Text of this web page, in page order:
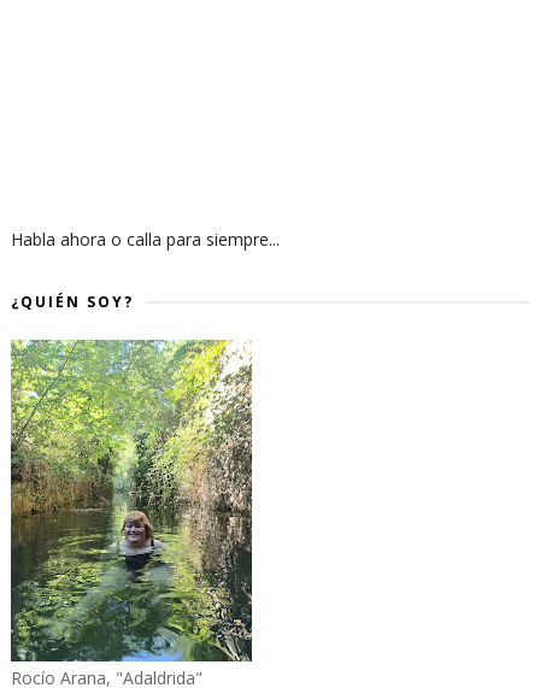
Habla ahora o calla para siempre...
¿QUIÉN SOY?
Rocío Arana, "Adaldrida"